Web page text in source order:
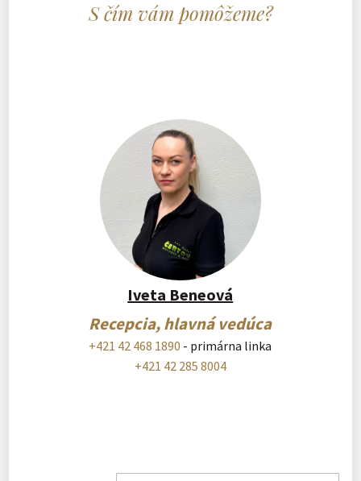
S čím vám pomôžeme?
Iveta Beneová
Recepcia, hlavná vedúca
+421 42 468 1890 - primárna linka
+421 42 285 8004